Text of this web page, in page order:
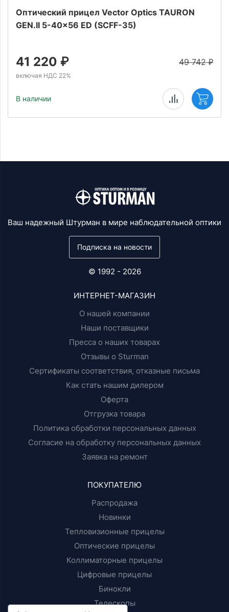
Оптический прицел Vector Optics TAURON
GEN.II 5-40x56 ED (SCFF-35)
49 742₽
41 220 ₽
включая НДС 22%
В наличии
Ваш надежный Штурман в мире наблюдательной оптики
Подписка на новости
© 1992 - 2026
ИНТЕРНЕТ-МАГАЗИН
О нашей компании
Наши поставщики
Пресса о наших товарах
Отзывы о Sturman
Сертификаты соответствия, отказные письма
Как стать нашим дилером
Оферта
Отгрузка товара
Политика обработки персональных данных
Согласие на обработку персональных данных
Заявка на ремонт
ПОКУПАТЕЛЮ
Распродажа
Новинки
Тепловизионные прицелы
Оптические прицелы
Коллиматорные прицелы
Цифровые прицелы
Бинокли
Телескопы